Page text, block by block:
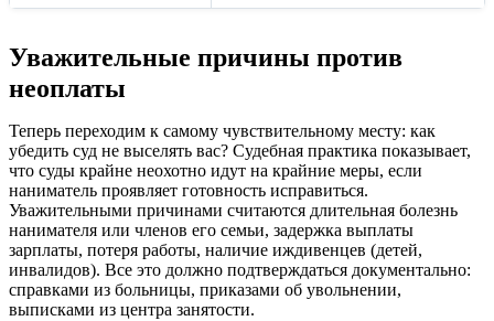
Уважительные причины против
неоплаты
Теперь переходим к самому чувствительному месту: как
убедить суд не выселять вас? Судебная практика показывает,
что суды крайне неохотно идут на крайние меры, если
наниматель проявляет готовность исправиться.
Уважительными причинами считаются длительная болезнь
нанимателя или членов его семьи, задержка выплаты
зарплаты, потеря работы, наличие иждивенцев (детей,
инвалидов). Все это должно подтверждаться документально:
справками из больницы, приказами об увольнении,
выписками из центра занятости.